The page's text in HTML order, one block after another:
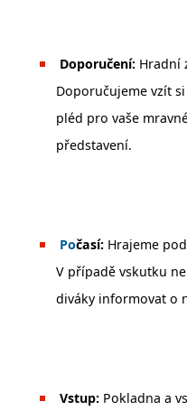
Doporučení: Hradní
Doporučujeme vzít
pléd pro vaše
představení.
Počasí: Hrajeme
V případě vskutku
diváky informovat o
Vstup: Pokladna a